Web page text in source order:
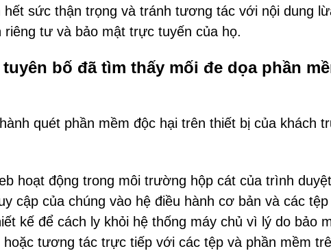
sức thận trọng và tránh tương tác với nội dung
tư và bảo mật trực tuyến của họ.
bố đã tìm thấy mối đe dọa phần
quét phần mềm độc hại trên thiết bị của khách
hoạt động trong môi trường hộp cát của trình duyệt
cập của chúng vào hệ điều hành cơ bản và các tệp
kế để cách ly khỏi hệ thống máy chủ vì lý do bảo
tương tác trực tiếp với các tệp và phần mềm